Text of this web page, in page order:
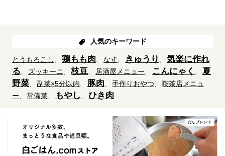
人気のキーワード
とうもろこし 鶏もも肉 なす きゅうり
気楽に作れ
る
ズッキーニ 枝豆 居酒屋メニュー こんにゃく
夏
野菜
副菜×5分以内 豚肉 手作りおやつ
喫茶店メニュ
ー
常備菜 もやし ひき肉